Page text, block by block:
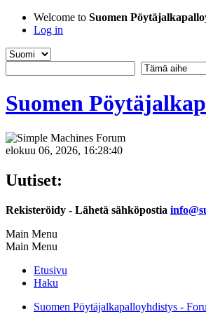
Welcome to Suomen
Log in
Suomen
elokuu 06, 2026, 16:28:40
Uutiset:
Rekisteröidy - Lähetä sähköpostia
Main Menu
Main Menu
Etusivu
Haku
Suomen Pöytäjalkapalloyhdistys -